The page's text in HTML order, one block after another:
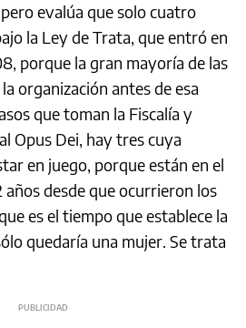
evalúa que solo cuatro
la Ley de Trata, que entró en
porque la gran mayoría de las
organización antes de esa
que toman la Fiscalía y
Opus Dei, hay tres cuya
en juego, porque están en el
años desde que ocurrieron los
es el tiempo que establece la
quedaría una mujer. Se trata